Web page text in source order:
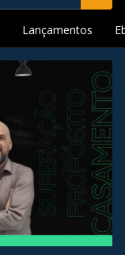
Lançamentos